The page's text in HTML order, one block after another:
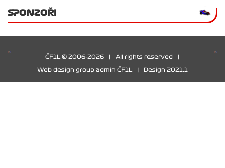
SPONZOŘI
ČF1L © 2006-2026 All rights reserved
Web design group admin ČF1L Design 2021.1